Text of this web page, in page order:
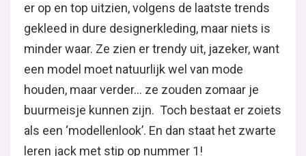
er op en top uitzien, volgens de laatste trends
gekleed in dure designerkleding, maar niets is
minder waar. Ze zien er trendy uit, jazeker, want
een model moet natuurlijk wel van mode
houden, maar verder… ze zouden zomaar je
buurmeisje kunnen zijn. Toch bestaat er zoiets
als een ‘modellenlook’. En dan staat het zwarte
leren jack met stip op nummer 1!